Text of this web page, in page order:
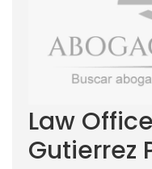
Law
Gutierrez